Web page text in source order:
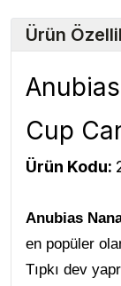
Ürün
Cup
Ürün Kodu:
Anubias
en popüler
Tıpkı dev